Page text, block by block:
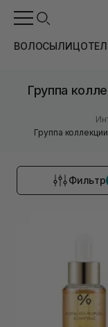
ВОЛОСЫЛИЦО
Группа
Группа
Фильтр